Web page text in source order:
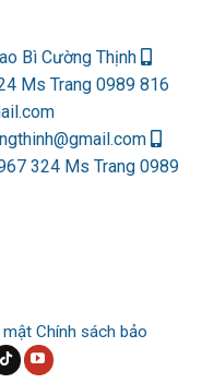
Bì Cường Thịnh
Ms Trang 0989 816
324 Ms Trang 0989
mật Chính sách bảo